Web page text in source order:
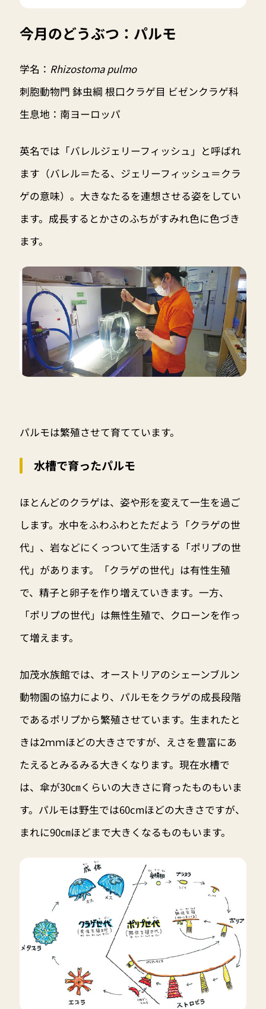
今月のどうぶつ：パルモ
学名： Rhizostoma pulmo
刺胞動物門 鉢虫綱 根口クラゲ目 ビゼンクラゲ科
生息地：南ヨーロッパ
英名では「バレルジェリーフィッシュ」と呼ばれ
ます（バレル＝たる、ジェリーフィッシュ＝クラ
ゲの意味）。大きなたるを連想させる姿をしてい
ます。成長するとかさのふちがすみれ色に色づき
ます。
パルモは繁殖させて育てています。
水槽で育ったパルモ
ほとんどのクラゲは、姿や形を変えて一生を過ご
します。水中をふわふわとただよう「クラゲの世
代」、岩などにくっついて生活する「ポリプの世
代」があります。「クラゲの世代」は有性生殖
で、精子と卵子を作り増えていきます。一方、
「ポリプの世代」は無性生殖で、クローンを作っ
て増えます。
加茂水族館では、オーストリアのシェーンブルン
動物園の協力により、パルモをクラゲの成長段階
であるポリプから繁殖させています。生まれたと
きは2ｍｍほどの大きさですが、えさを豊富にあ
たえるとみるみる大きくなります。現在水槽で
は、傘が30㎝くらいの大きさに育ったものもいま
す。パルモは野生では60cmほどの大きさですが、
まれに90㎝ほどまで大きくなるものもいます。